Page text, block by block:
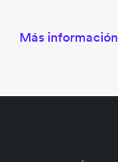
Más información